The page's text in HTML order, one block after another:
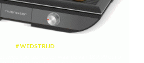
WEDSTRIJD